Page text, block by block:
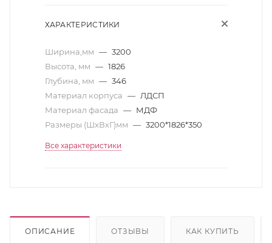
ХАРАКТЕРИСТИКИ
Ширина,мм — 3200
Высота, мм — 1826
Глубина, мм — 346
Материал корпуса — ЛДСП
Материал фасада — МДФ
Размеры (ШхВхГ)мм — 3200*1826*350
Все характеристики
ОПИСАНИЕ ОТЗЫВЫ КАК КУПИТЬ